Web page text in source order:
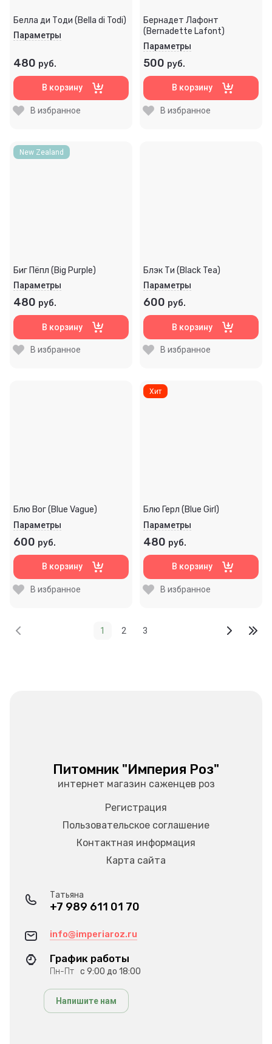
Белла ди Тоди (Bella di Todi)
Параметры
480 руб.
В корзину
В избранное
Бернадет Лафонт
(Bernadette Lafont)
Параметры
500 руб.
В корзину
В избранное
New Zealand
Биг Пёпл (Big Purple)
Параметры
480 руб.
В корзину
В избранное
Блэк Ти (Black Tea)
Параметры
600 руб.
В корзину
В избранное
Блю Вог (Blue Vague)
Параметры
600 руб.
В корзину
В избранное
Хит
Блю Герл (Blue Girl)
Параметры
480 руб.
В корзину
В избранное
1 2 3
Питомник "Империя Роз"
интернет магазин саженцев роз
Регистрация
Пользовательское соглашение
Контактная информация
Карта сайта
Татьяна
+7 989 611 01 70
info@imperiaroz.ru
График работы
Пн-Пт с 9:00 до 18:00
Напишите нам